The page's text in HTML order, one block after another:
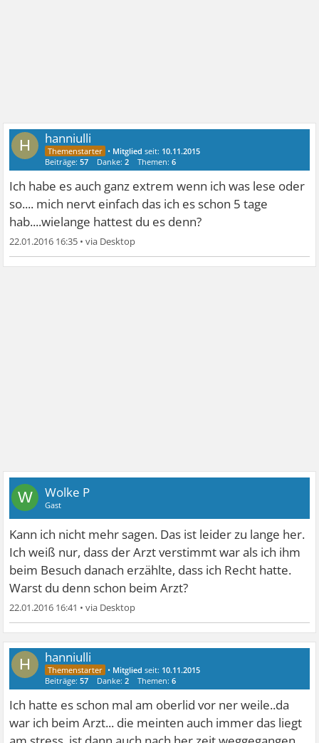
H hanniulli
• Mitglied seit: 10.11.2015
Beiträge:57 Danke:2 Themen:6
Ich habe es auch ganz extrem wenn ich was lese oder
so.... mich nervt einfach das ich es schon 5 tage
hab....wielange hattest du es denn?
22.01.2016 16:35 •
W Wolke P
Gast
Kann ich nicht mehr sagen. Das ist leider zu lange her.
Ich weiß nur, dass der Arzt verstimmt war als ich ihm
beim Besuch danach erzählte, dass ich Recht hatte.
Warst du denn schon beim Arzt?
22.01.2016 16:41 •
H hanniulli
• Mitglied seit: 10.11.2015
Beiträge:57 Danke:2 Themen:6
Ich hatte es schon mal am oberlid vor ner weile..da
war ich beim Arzt... die meinten auch immer das liegt